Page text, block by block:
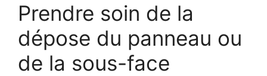
Prendre soin de la
dépose du panneau ou
de la sous-face